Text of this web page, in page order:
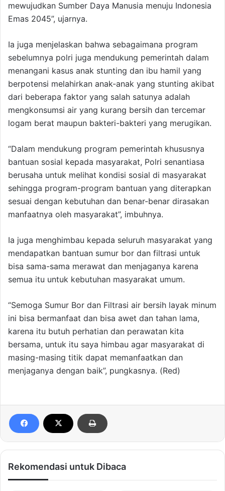
mewujudkan Sumber Daya Manusia menuju Indonesia
Emas 2045”, ujarnya.
Ia juga menjelaskan bahwa sebagaimana program
sebelumnya polri juga mendukung pemerintah dalam
menangani kasus anak stunting dan ibu hamil yang
berpotensi melahirkan anak-anak yang stunting akibat
dari beberapa faktor yang salah satunya adalah
mengkonsumsi air yang kurang bersih dan tercemar
logam berat maupun bakteri-bakteri yang merugikan.
“Dalam mendukung program pemerintah khususnya
bantuan sosial kepada masyarakat, Polri senantiasa
berusaha untuk melihat kondisi sosial di masyarakat
sehingga program-program bantuan yang diterapkan
sesuai dengan kebutuhan dan benar-benar dirasakan
manfaatnya oleh masyarakat”, imbuhnya.
Ia juga menghimbau kepada seluruh masyarakat yang
mendapatkan bantuan sumur bor dan filtrasi untuk
bisa sama-sama merawat dan menjaganya karena
semua itu untuk kebutuhan masyarakat umum.
“Semoga Sumur Bor dan Filtrasi air bersih layak minum
ini bisa bermanfaat dan bisa awet dan tahan lama,
karena itu butuh perhatian dan perawatan kita
bersama, untuk itu saya himbau agar masyarakat di
masing-masing titik dapat memanfaatkan dan
menjaganya dengan baik”, pungkasnya. (Red)
Rekomendasi untuk Dibaca